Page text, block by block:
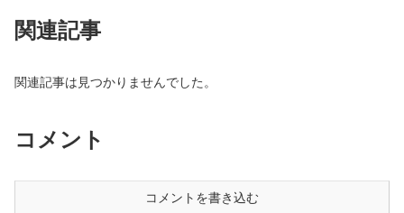
関連記事
関連記事は見つかりませんでした。
コメント
コメントを書き込む